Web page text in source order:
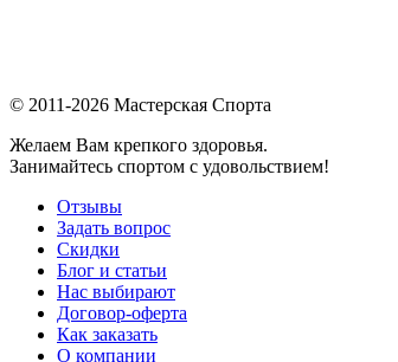
© 2011-2026 Мастерская Спорта
Желаем Вам крепкого здоровья.
Занимайтесь спортом с удовольствием!
Отзывы
Задать вопрос
Скидки
Блог и статьи
Нас выбирают
Договор-оферта
Как заказать
О компании